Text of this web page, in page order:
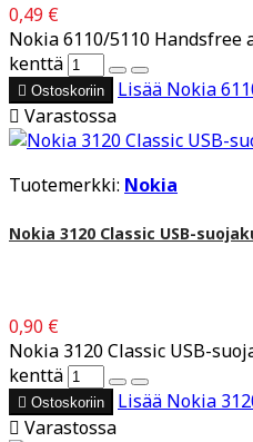
0,49 €
Nokia 6110/5110
kenttä
 Ostoskoriin Lisää Nokia
 Varastossa
Tuotemerkki: Nokia
Nokia 3120 Classic USB-
0,90 €
Nokia 3120 Classic USB-
kenttä
 Ostoskoriin Lisää Nokia
 Varastossa